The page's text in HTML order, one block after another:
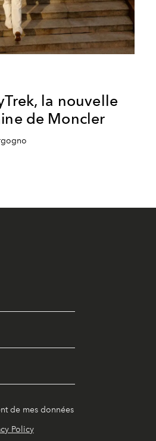
la nouvelle
de Moncler
de mes données
Policy